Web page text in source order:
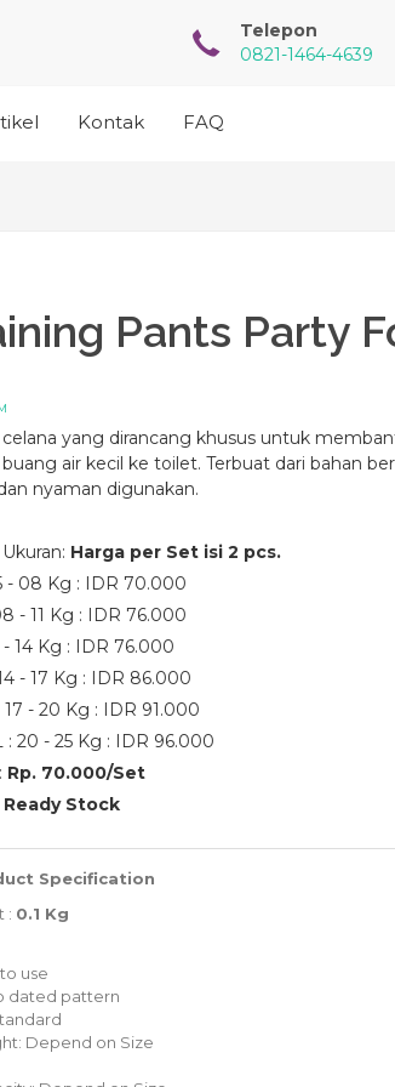
Telepon
0821-1464-4639
Kontak FAQ
Pants Party
yang dirancang khusus untuk
air kecil ke toilet. Terbuat dari bahan
nyaman digunakan.
Harga per Set isi 2 pcs.
- 08 Kg : IDR 70.000
- 11 Kg : IDR 76.000
- 14 Kg : IDR 76.000
- 17 Kg : IDR 86.000
17 - 20 Kg : IDR 91.000
: 20 - 25 Kg : IDR 96.000
Rp. 70.000/Set
Ready Stock
Specification
: 0.1 Kg
use
dated pattern
Depend on Size